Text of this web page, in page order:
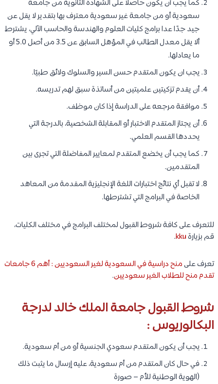
كما يجب أن يكون حاصلًا على الشهادة الثانوية من جامعة
سعودية أو من جامعة غير سعودية معترف بها بتقدير لا يقل عن
جيد جدًا عدا برامج كليات العلوم والهندسة والحاسب الآلي، يشترط
ألا يقل معدل الطالب في المؤهل السابق عن 3.5 من أصل 5.0 أو
ما يعادلها.
يجب ان يكون المتقدم حسن السير والسلوك ولائق طبيًا.
أن يقدم تزكيتين علميتين من أساتذة سبق لهم تدريسه.
موافقة مرجعه على الدراسة إذا كان موظف.
أن يجتاز المتقدم الاختبار أو المقابلة الشخصية، بالدرجة التي
يحددها القسم العلمي.
كما يجب أن يخضع المتقدم لمعايير المفاضلة التي تجرى بين
المتقدمين.
لا تقبل أي نتائج اختبارات اللغة الإنجليزية المقدمة من المعاهد
الخاصة في البرامج التي تشترطها.
للتعرف على كافة شروط القبول لمختلف البرامج في مختلف الكليات،
قم بزيارةkku
.
تعرف على
منح دراسية في السعودية لغير السعوديين : أهم 6 جامعات
تقدم منح للطلاب الغير سعوديين.
شروط القبول جامعة الملك خالد لدرجة
البكالوريوس :
يجب أن يكون المتقدم سعودي الجنسية أو من أم سعودية.
في حال كان المتقدم من أم سعودية، عليه إرسال ما يثبت ذلك
(الهوية الوطنية للأم – صورة